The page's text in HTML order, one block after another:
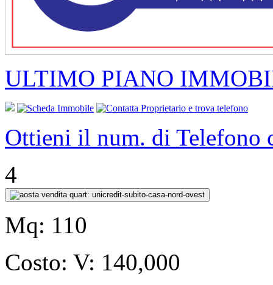
ULTIMO PIANO
Ottieni il num. di Telefono
4
Mq: 110
Costo: V: 140,000